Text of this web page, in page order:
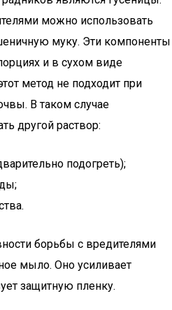
можно использовать
муку. Эти компоненты
и в сухом виде
метод не подходит при
В таком случае
другой раствор:
подогреть);
борьбы с вредителями
мыло. Оно усиливает
защитную пленку.